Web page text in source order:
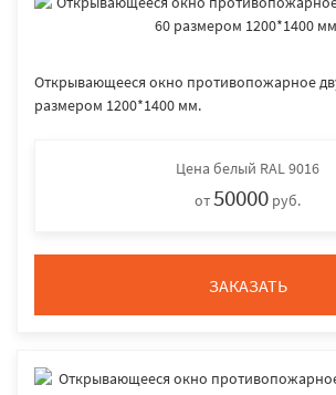
Открывающееся окно противопожарное
размером 1200*1400 мм.
Цена белый RAL 9016
от50000 руб.
ЗАКАЗАТЬ